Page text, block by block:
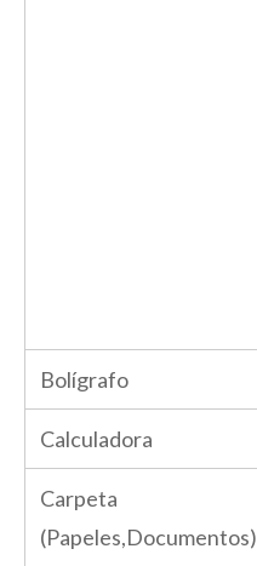
Bolígrafo
Calculadora
Carpeta
(Papeles,Documentos)